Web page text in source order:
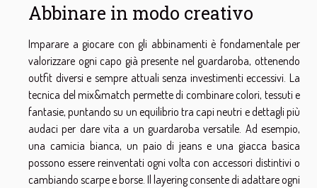
Abbinare in modo creativo
Imparare a giocare con gli abbinamenti è fondamentale per
valorizzare ogni capo già presente nel guardaroba, ottenendo
outfit diversi e sempre attuali senza investimenti eccessivi. La
tecnica del mix&match permette di combinare colori, tessuti e
fantasie, puntando su un equilibrio tra capi neutri e dettagli più
audaci per dare vita a un guardaroba versatile. Ad esempio,
una camicia bianca, un paio di jeans e una giacca basica
possono essere reinventati ogni volta con accessori distintivi o
cambiando scarpe e borse. Il layering consente di adattare ogni